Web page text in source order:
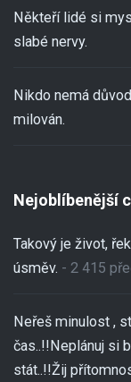
Někteří lidé si
slabé nervy.
Nikdo nemá
milován.
Nejoblíbenější
Takový je život,
úsměv. - 2 415
Neřeš minulost ,
čas..!!Neplánuj si
stát..!!Žij